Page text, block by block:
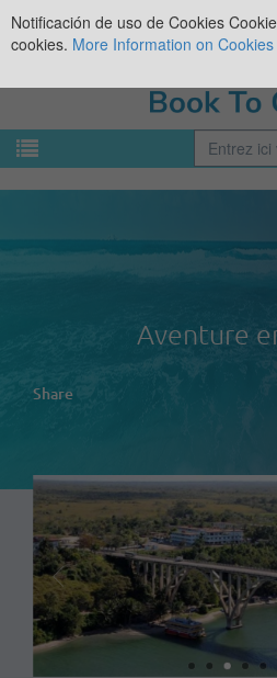
Aventure
Share
Notificación de uso de Cookies
cookies. More Information on Cookies